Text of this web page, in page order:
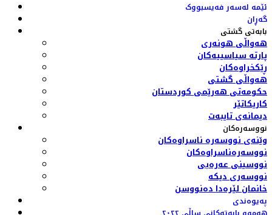
ئێمە لەسەر فەیسبووک
گەڕان
بابەتی گشتی
هەواڵی هونەری
پارتە سیاسییەکان
ڕێکخراوەکان
هەواڵی گشتی
حکومەتی هەرێمی کوردستان
کاریکاتێر
دیمانەی تایبەت
نووسەرەکان
وێنەی نووسەرە ناسراوەکان
نووسەرەناسراوەکان
نووسینی عەرەبی
نووسەری دیکە
خانمان لێرەدا دەنووسن
پەیوەندی